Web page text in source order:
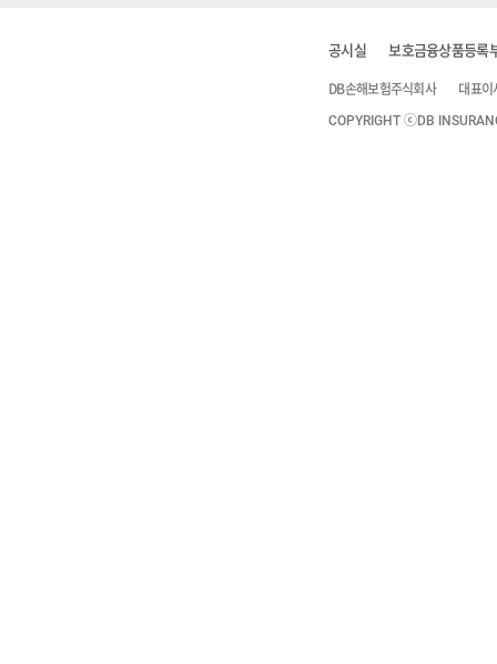
공시실 보호금융상품등록
DB손해보험주식회사 대표이
COPYRIGHT ⓒDB